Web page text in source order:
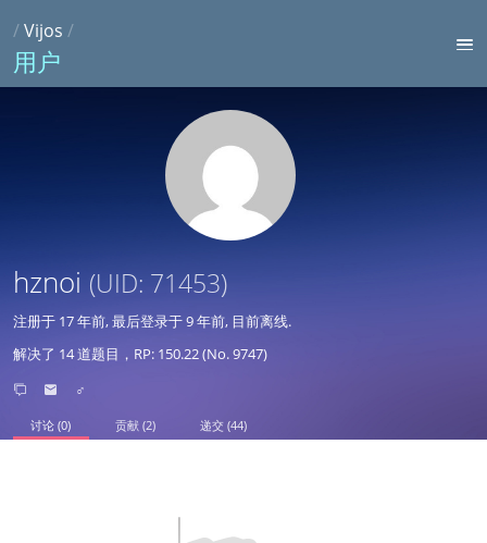
/Vijos /
用户
hznoi (UID: 71453)
注册于 17 年前, 最后登录于9 年前, 目前离线.
解决了 14 道题目，RP: 150.22 (No. 9747)
♂
讨论 (0) 贡献 (2) 递交 (44)